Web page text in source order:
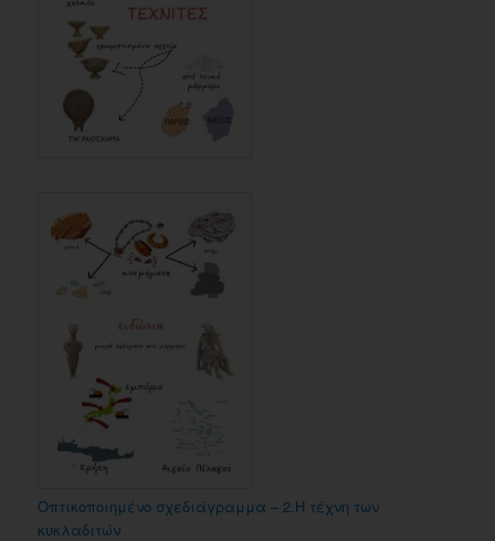
Οπτικοποιημένο σχεδιάγραμμα – 2.Η τέχνη των
κυκλαδιτών